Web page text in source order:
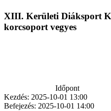
XIII. Kerületi Diáksport
korcsoport vegyes
Időpont
Kezdés: 2025-10-01 13:00
Befejezés: 2025-10-01 14:00